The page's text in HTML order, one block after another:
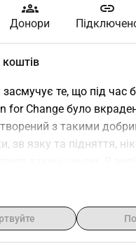
groups
Донори
link
коштів
те, що під час
for Change було
з такими
зв язку та підняття,
компенсувати
яке стоїть за цим.
речі, наша